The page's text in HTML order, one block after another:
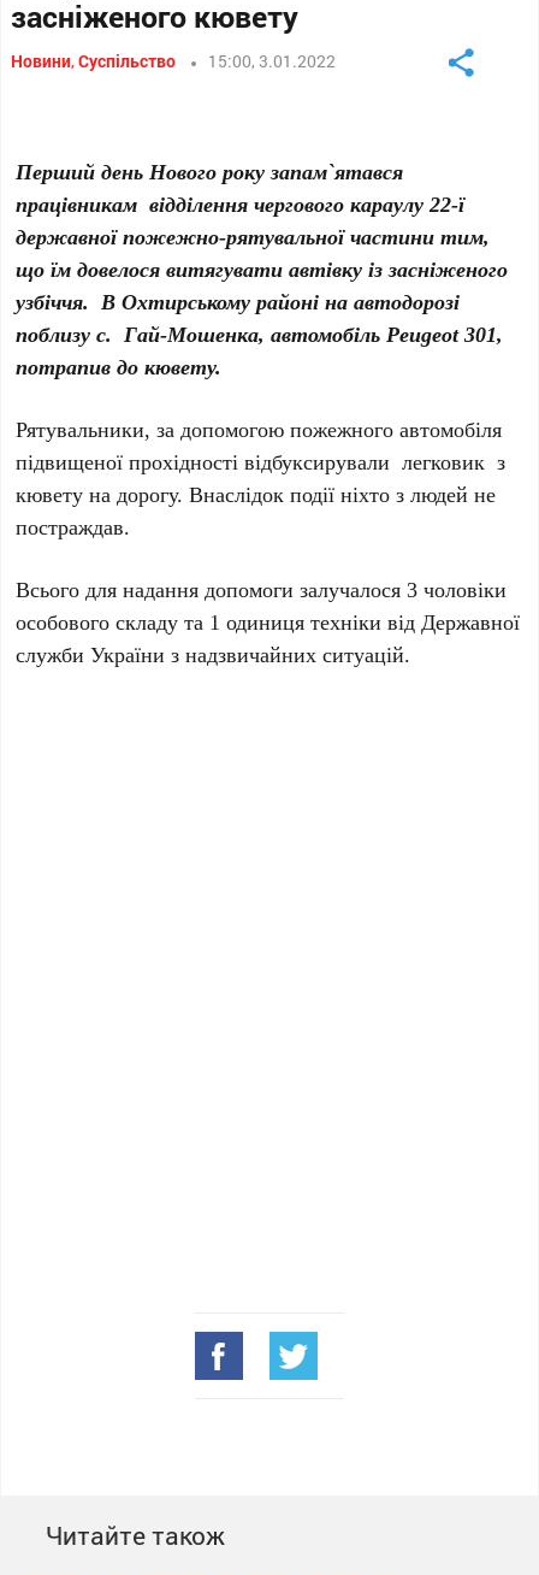
засніженого кювету
Новини,Суспільство 15:00, 3.01.2022
Перший день Нового року запам`ятався
працівникам відділення чергового караулу 22-ї
державної пожежно-рятувальної частини тим,
що їм довелося витягувати автівку із засніженого
узбіччя. В Охтирському районі на автодорозі
поблизу с. Гай-Мошенка, автомобіль Peugeot 301,
потрапив до кювету.
Рятувальники, за допомогою пожежного автомобіля
підвищеної прохідності відбуксирували легковик з
кювету на дорогу. Внаслідок події ніхто з людей не
постраждав.
Всього для надання допомоги залучалося 3 чоловіки
особового складу та 1 одиниця техніки від Державної
служби України з надзвичайних ситуацій.
Читайте також